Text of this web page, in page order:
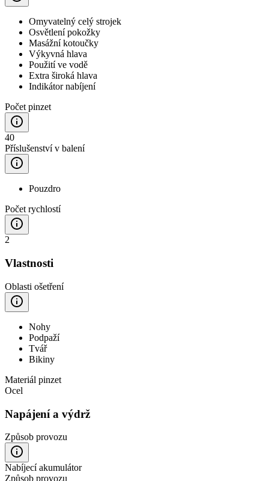
Omyvatelný celý strojek
Osvětlení pokožky
Masážní kotoučky
Výkyvná hlava
Použití ve vodě
Extra široká hlava
Indikátor nabíjení
Počet pinzet
40
Příslušenství v balení
Pouzdro
Počet rychlostí
2
Vlastnosti
Oblasti ošetření
Nohy
Podpaží
Tvář
Bikiny
Materiál pinzet
Ocel
Napájení a výdrž
Způsob provozu
Nabíjecí akumulátor
Způsob provozu